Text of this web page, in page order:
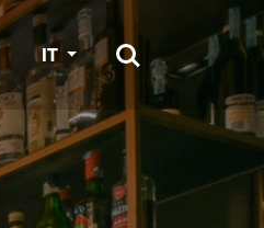
GRADO IN BICI
SPORT
IT